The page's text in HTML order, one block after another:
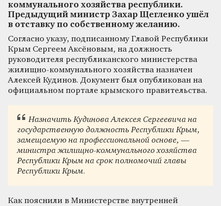
коммунального хозяйства республики.
Предыдущий министр Захар Щегленко ушёл
в отставку по собственному желанию.
Согласно указу, подписанному Главой Республики
Крым Сергеем Аксёновым, на должность
руководителя республиканского министерства
жилищно-коммунального хозяйства назначен
Алексей Кудинов. Документ был опубликован на
официальном портале крымского правительства.
Назначить Кудинова Алексея Сергеевича на
государственную должность Республики Крым,
замещаемую на профессиональной основе, —
министра жилищно-коммунального хозяйства
Республики Крым на срок полномочий главы
Республики Крым.
Как пояснили в Министерстве внутренней